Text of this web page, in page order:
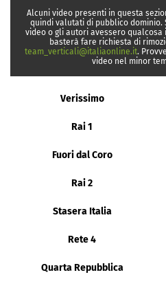
Alcuni video presenti in questa
quindi valutati di pubblico dominio.
video o gli autori avessero
basterà fare richiesta di
team_verticali@italiaonline.it.
video nel minor
Verissimo
Rai 1
Fuori dal Coro
Rai 2
Stasera Italia
Rete 4
Quarta Repubblica